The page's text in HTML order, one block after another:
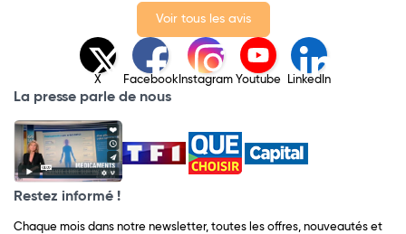
Voir tous les avis
X Facebook Instagram Youtube LinkedIn
La presse parle de nous
Restez informé !
Chaque mois dans notre newsletter, toutes les offres, nouveautés et